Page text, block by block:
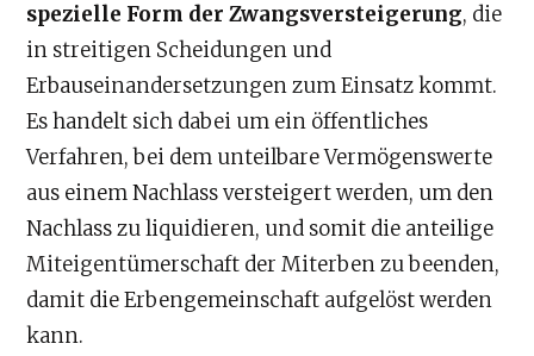
spezielle Form der Zwangsversteigerung, die
in streitigen Scheidungen und
Erbauseinandersetzungen zum Einsatz kommt.
Es handelt sich dabei um ein öffentliches
Verfahren, bei dem unteilbare Vermögenswerte
aus einem Nachlass versteigert werden, um den
Nachlass zu liquidieren, und somit die anteilige
Miteigentümerschaft der Miterben zu beenden,
damit die Erbengemeinschaft aufgelöst werden
kann.